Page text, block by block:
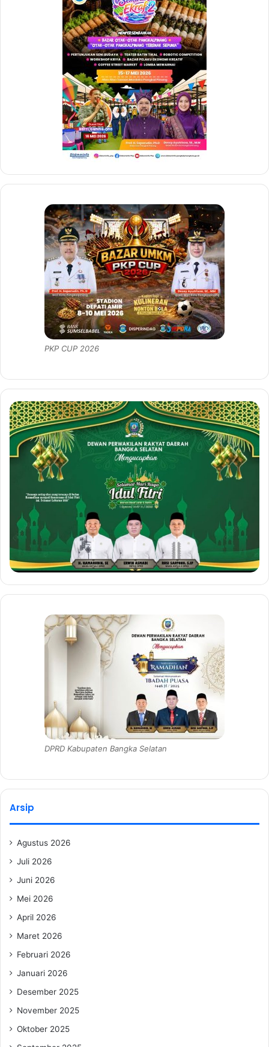
PKP CUP 2026
DPRD Kabupaten Bangka Selatan
Arsip
Agustus 2026
Juli 2026
Juni 2026
Mei 2026
April 2026
Maret 2026
Februari 2026
Januari 2026
Desember 2025
November 2025
Oktober 2025